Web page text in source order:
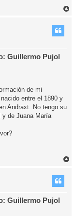
Guillermo Pujol
de mi
entre el 1890 y
Andraxt. No tengo su
y de Juana María
Guillermo Pujol